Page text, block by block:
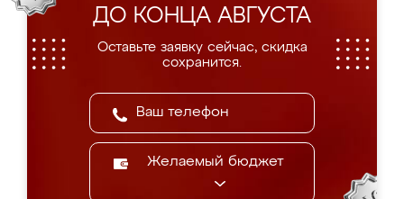
ДО КОНЦА АВГУСТА
Оставьте заявку сейчас, скидка
сохранится.
Желаемый бюджет